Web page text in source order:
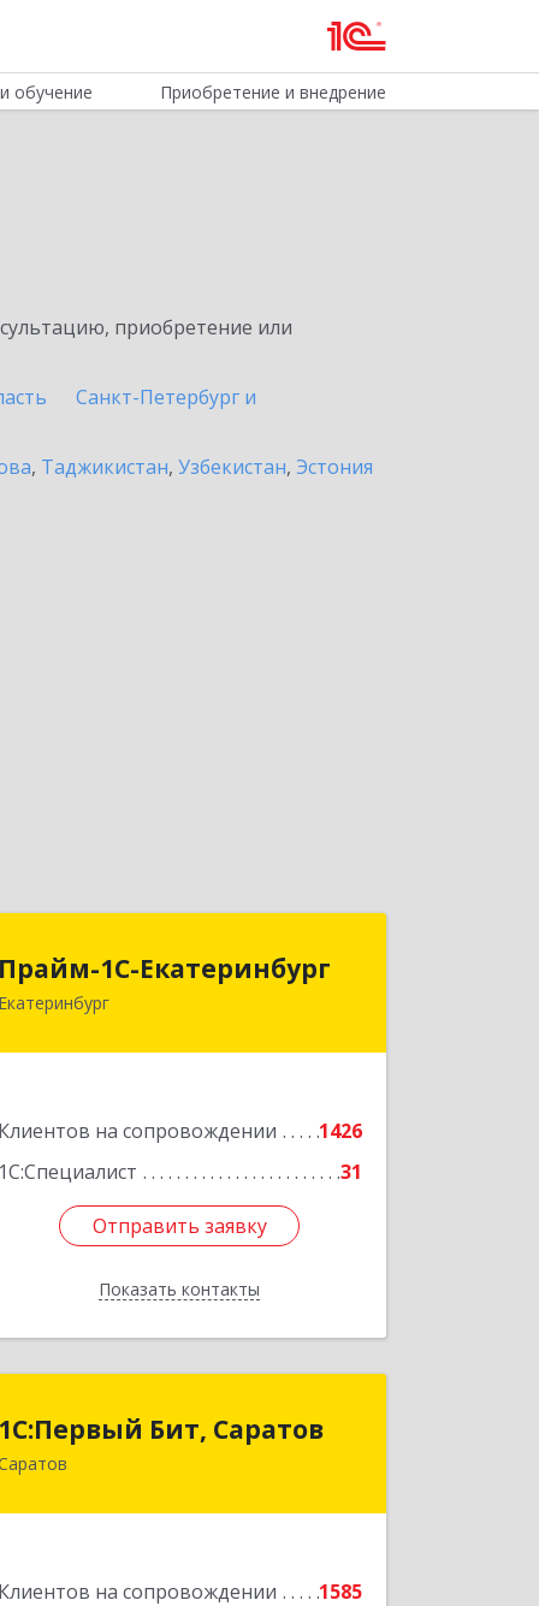
обучение Приобретение и внедрение
приобретение или
Санкт-Петербург и
, Таджикистан, Узбекистан, Эстония
Прайм-1С-Екатеринбург
Екатеринбург
Клиентов на сопровождении
1426
1С:Специалист
31
Отправить заявку
Показать контакты
Прайм-1С-Екатеринбург
Подробнее
Отправить заявку
Назад
1С:Первый Бит, Саратов
Клиентов на сопровождении
1585
1С:Первый Бит, Саратов
410005, Саратовская обл, Саратов г,